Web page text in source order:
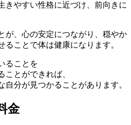
きやすい性格に近づけ、前向きに
が、心の安定につながり、穏やか
ることで体は健康になります。
ることを
ことができれば、
自分が見つかることがあります。
金